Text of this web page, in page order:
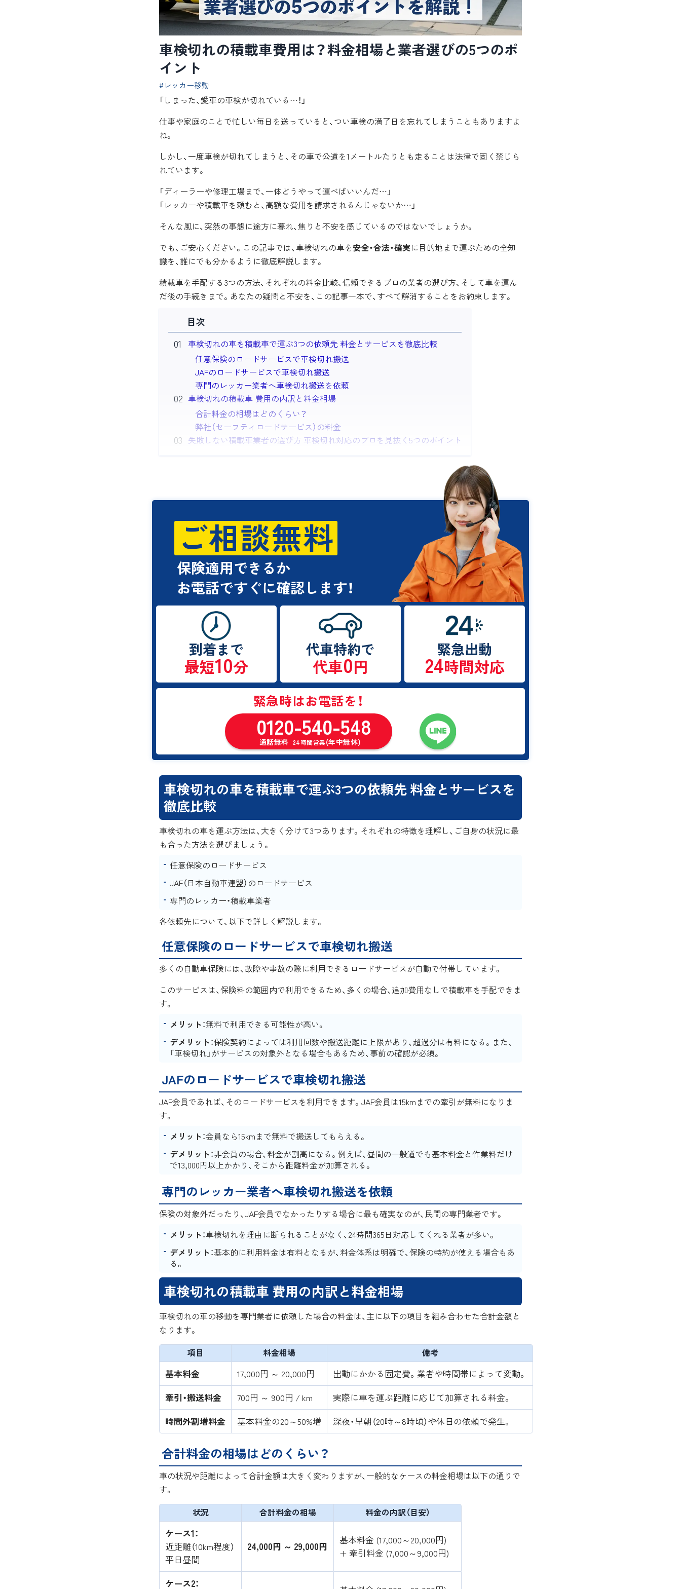
車検切れの積載車費用は？料金相場と業者選びの5つのポ
イント
#レッカー移動
「しまった、愛車の車検が切れている…！」
仕事や家庭のことで忙しい毎日を送っていると、つい車検の満了日を忘れてしまうこともありますよ
ね。
しかし、一度車検が切れてしまうと、その車で公道を1メートルたりとも走ることは法律で固く禁じら
れています。
「ディーラーや修理工場まで、一体どうやって運べばいいんだ…」
「レッカーや積載車を頼むと、高額な費用を請求されるんじゃないか…」
そんな風に、突然の事態に途方に暮れ、焦りと不安を感じているのではないでしょうか。
でも、ご安心ください。この記事では、車検切れの車を安全・合法・確実に目的地まで運ぶための全知
識を、誰にでも分かるように徹底解説します。
積載車を手配する3つの方法、それぞれの料金比較、信頼できるプロの業者の選び方、そして車を運ん
だ後の手続きまで。あなたの疑問と不安を、この記事一本で、すべて解消することをお約束します。
目次
車検切れの車を積載車で運ぶ3つの依頼先 料金とサービスを徹底比較
任意保険のロードサービスで車検切れ搬送
JAFのロードサービスで車検切れ搬送
専門のレッカー業者へ車検切れ搬送を依頼
車検切れの積載車 費用の内訳と料金相場
合計料金の相場はどのくらい？
弊社（セーフティロードサービス）の料金
失敗しない積載車業者の選び方 車検切れ対応のプロを見抜く5つのポイント
車検切れの車を積載車で運んだ後の3つのステップ
ステップ1 搬送先のディーラーや工場で車検を受ける
ステップ2 故障箇所がある場合は修理を依頼する
ステップ3 車検は受けずに廃車手続きを進める
車検切れの積載車手配ならセーフティロードサービスが最適な理由
絶対にNG 車検切れの車を積載車なしで公道を走らせるリスク
Q. 深夜や土日でも積載車は手配できますか？
Q. 支払い方法は何がありますか？
Q. 積載車が来るまでどのくらい待ちますか？
Q. キャンセルはできますか？
まとめ 車検切れに気づいたら慌てずプロに相談を
ご相談無料
保険適用できるか
お電話ですぐに確認します！
到着まで
最短10分
代車特約で
代車0円
緊急出動
24時間対応
緊急時はお電話を！
0120-540-548
通話無料 24時間営業(年中無休)
車検切れの車を積載車で運ぶ3つの依頼先 料金とサービスを
徹底比較
車検切れの車を運ぶ方法は、大きく分けて3つあります。それぞれの特徴を理解し、ご自身の状況に最
も合った方法を選びましょう。
任意保険のロードサービス
JAF（日本自動車連盟）のロードサービス
専門のレッカー・積載車業者
各依頼先について、以下で詳しく解説します。
任意保険のロードサービスで車検切れ搬送
多くの自動車保険には、故障や事故の際に利用できるロードサービスが自動で付帯しています。
このサービスは、保険料の範囲内で利用できるため、多くの場合、追加費用なしで積載車を手配できま
す。
メリット：無料で利用できる可能性が高い。
デメリット：保険契約によっては利用回数や搬送距離に上限があり、超過分は有料になる。また、
「車検切れ」がサービスの対象外となる場合もあるため、事前の確認が必須。
JAFのロードサービスで車検切れ搬送
JAF会員であれば、そのロードサービスを利用できます。JAF会員は15kmまでの牽引が無料になりま
す。
メリット：会員なら15kmまで無料で搬送してもらえる。
デメリット：非会員の場合、料金が割高になる。例えば、昼間の一般道でも基本料金と作業料だけ
で13,000円以上かかり、そこから距離料金が加算される。
専門のレッカー業者へ車検切れ搬送を依頼
保険の対象外だったり、JAF会員でなかったりする場合に最も確実なのが、民間の専門業者です。
メリット：車検切れを理由に断られることがなく、24時間365日対応してくれる業者が多い。
デメリット：基本的に利用料金は有料となるが、料金体系は明確で、保険の特約が使える場合もあ
る。
車検切れの積載車 費用の内訳と料金相場
車検切れの車の移動を専門業者に依頼した場合の料金は、主に以下の項目を組み合わせた合計金額と
なります。
項目
料金相場 備考
基本料金 17,000円 ～ 20,000円
出動にかかる固定費。業者や時間帯によって変動。
牽引・搬送料金
700円 ～ 900円 / km
実際に車を運ぶ距離に応じて加算される料金。
時間外割増料金
基本料金の20～50%増 深夜・早朝（20時～8時頃）や休日の依頼で発生。
合計料金の相場はどのくらい？
車の状況や距離によって合計金額は大きく変わりますが、一般的なケースの料金相場は以下の通りで
す。
状況
合計料金の相場 料金の内訳（目安）
ケース1：
近距離（10km程度）
平日昼間
24,000円 ～ 29,000円
基本料金 (17,000～20,000円)
+ 牽引料金 (7,000～9,000円)
ケース2：